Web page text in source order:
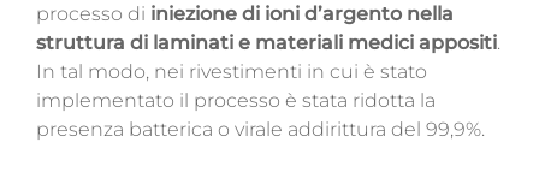
processo di iniezione di ioni d’argento nella
struttura di laminati e materiali medici appositi.
In tal modo, nei rivestimenti in cui è stato
implementato il processo è stata ridotta la
presenza batterica o virale addirittura del 99,9%.